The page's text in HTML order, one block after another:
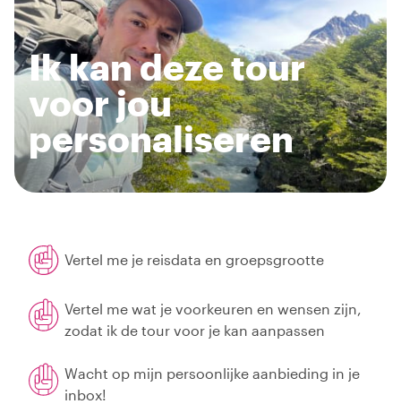
Ik kan deze tour
voor jou
personaliseren
Vertel me je reisdata en groepsgrootte
Vertel me wat je voorkeuren en wensen zijn,
zodat ik de tour voor je kan aanpassen
Wacht op mijn persoonlijke aanbieding in je
inbox!